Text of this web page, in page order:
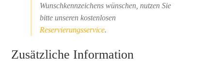
Wunschkennzeichens wünschen, nutzen Sie
bitte unseren kostenlosen
Reservierungsservice.
Zusätzliche Information